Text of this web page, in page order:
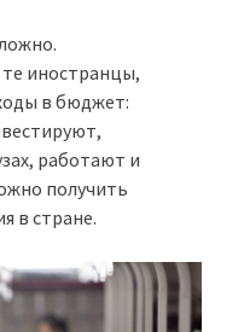
иностранцы,
в бюджет:
работают и
получить
в стране.